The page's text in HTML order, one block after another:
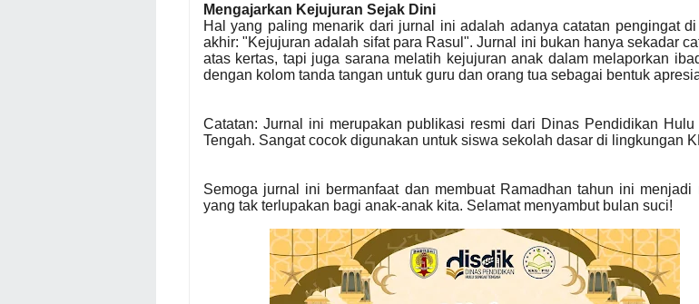
Mengajarkan Kejujuran Sejak Dini
Hal yang paling menarik dari jurnal ini adalah adanya catatan pengingat
akhir: "Kejujuran adalah sifat para Rasul". Jurnal ini bukan hanya sekadar
atas kertas, tapi juga sarana melatih kejujuran anak dalam melaporkan
dengan kolom tanda tangan untuk guru dan orang tua sebagai bentuk
Catatan: Jurnal ini merupakan publikasi resmi dari Dinas Pendidikan Hulu
Tengah. Sangat cocok digunakan untuk siswa sekolah dasar di lingkungan
Semoga jurnal ini bermanfaat dan membuat Ramadhan tahun ini menjadi
yang tak terlupakan bagi anak-anak kita. Selamat menyambut bulan suci!